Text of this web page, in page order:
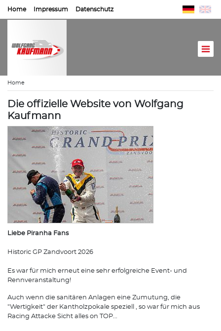
Home Impressum Datenschutz
Home
Die offizielle Website von Wolfgang
Kaufmann
Liebe Piranha Fans
Historic GP Zandvoort 2026
Es war für mich erneut eine sehr erfolgreiche Event- und
Rennveranstaltung!
Auch wenn die sanitären Anlagen eine Zumutung, die
"Wertigkeit" der Kantholzpokale speziell , so war für mich aus
Racing Attacke Sicht alles on TOP...